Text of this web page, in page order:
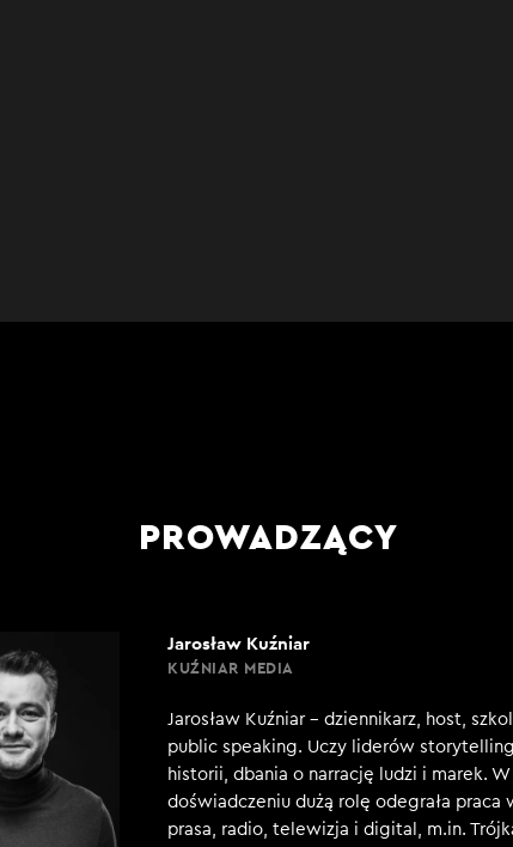
PROWADZĄCY
Jarosław Kuźniar
KUŹNIAR MEDIA
Jarosław Kuźniar – dziennikarz, host,
public speaking. Uczy liderów
historii, dbania o narrację ludzi i marek.
doświadczeniu dużą rolę odegrała praca
prasa, radio, telewizja i digital, m.in.